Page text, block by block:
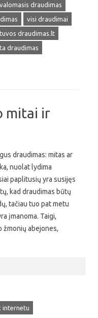
draudimas
visi draudimai
draudimas.lt
draudimas
mitai ir
draudimas: mitas ar
nuolat lydima
paplitusių yra susijęs
kad draudimas būtų
tačiau tuo pat metu
įmanoma. Taigi,
žmonių abejones,
internetu